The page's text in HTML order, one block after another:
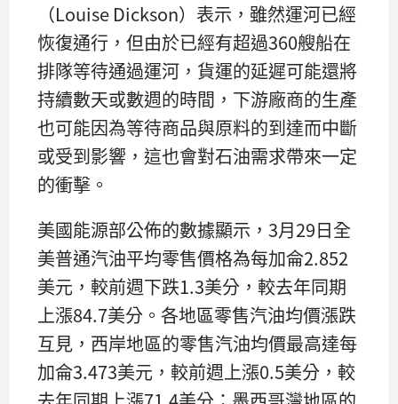
（Louise Dickson）表示，雖然運河已經
恢復通行，但由於已經有超過360艘船在
排隊等待通過運河，貨運的延遲可能還將
持續數天或數週的時間，下游廠商的生產
也可能因為等待商品與原料的到達而中斷
或受到影響，這也會對石油需求帶來一定
的衝擊。
美國能源部公佈的數據顯示，3月29日全
美普通汽油平均零售價格為每加侖2.852
美元，較前週下跌1.3美分，較去年同期
上漲84.7美分。各地區零售汽油均價漲跌
互見，西岸地區的零售汽油均價最高達每
加侖3.473美元，較前週上漲0.5美分，較